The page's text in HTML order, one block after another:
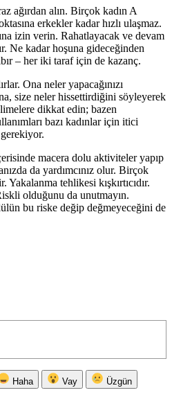
ağırdan alın. Birçok kadın A
erkekler kadar hızlı ulaşmaz.
izin verin. Rahatlayacak ve devam
Ne kadar hoşuna gideceğinden
– her iki taraf için de kazanç.
Ona neler yapacağınızı
size neler hissettirdiğini söyleyerek
dikkat edin; bazen
bazı kadınlar için itici
macera dolu aktiviteler yapıp
da yardımcınız olur. Birçok
tehlikesi kışkırtıcıdır.
olduğunu da unutmayın.
bu riske değip değmeyeceğini de
Haha Vay Üzgün